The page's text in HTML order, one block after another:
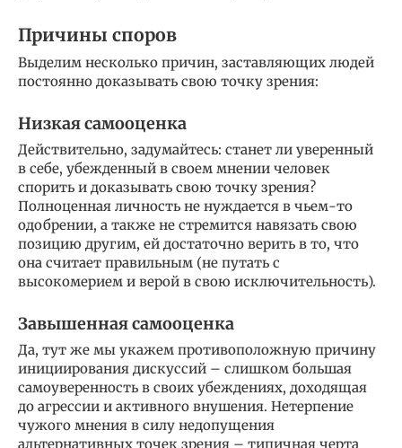
Причины споров
Выделим несколько причин, заставляющих людей
постоянно доказывать свою точку зрения:
Низкая самооценка
Действительно, задумайтесь: станет ли уверенный
в себе, убежденный в своем мнении человек
спорить и доказывать свою точку зрения?
Полноценная личность не нуждается в чьем-то
одобрении, а также не стремится навязать свою
позицию другим, ей достаточно верить в то, что
она считает правильным (не путать с
высокомерием и верой в свою исключительность).
Завышенная самооценка
Да, тут же мы укажем противоположную причину
инициирования дискуссий – слишком большая
самоуверенность в своих убеждениях, доходящая
до агрессии и активного внушения. Нетерпение
чужого мнения в силу недопущения
альтернативных точек зрения – типичная черта